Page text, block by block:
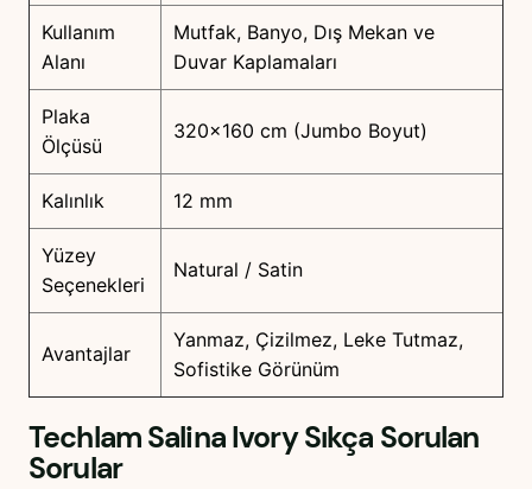
Kullanım
Alanı
Mutfak, Banyo, Dış Mekan ve
Duvar Kaplamaları
Plaka
Ölçüsü
320×160 cm (Jumbo Boyut)
Kalınlık 12 mm
Yüzey
Seçenekleri
Natural / Satin
Avantajlar
Yanmaz, Çizilmez, Leke Tutmaz,
Sofistike Görünüm
Techlam Salina IvorySıkça Sorulan
Sorular